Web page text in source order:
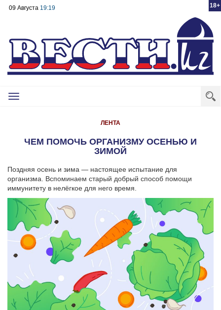
18+
09 Августа 19:19
Toggle
ЛЕНТА
ЧЕМ ПОМОЧЬ ОРГАНИЗМУ ОСЕНЬЮ И
ЗИМОЙ
Поздняя осень и зима — настоящее испытание для
организма. Вспоминаем старый добрый способ помощи
иммунитету в нелёгкое для него время.